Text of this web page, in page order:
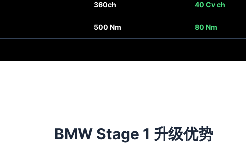
360ch 40 Cv ch
500 Nm 80 Nm
BMW Stage 1 升级优势